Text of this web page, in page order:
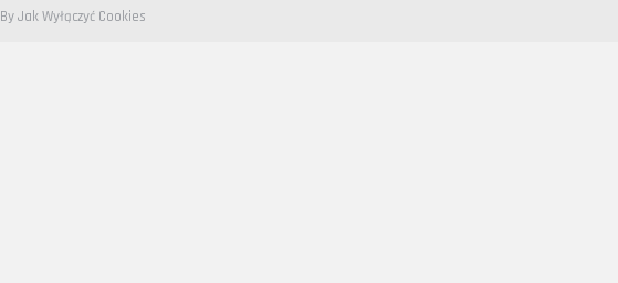
By Jak Wyłączyć Cookies